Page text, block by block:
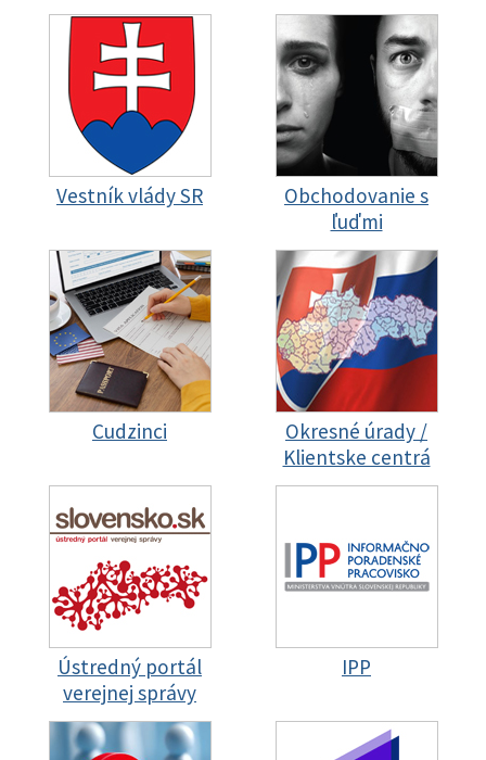
Vestník vlády SR
Obchodovanie s
ľuďmi
Cudzinci
Okresné úrady /
Klientske centrá
Ústredný portál
verejnej správy
IPP